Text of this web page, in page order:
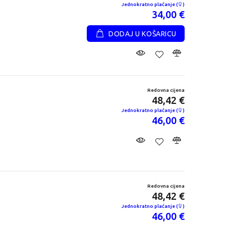
Jednokratno plaćanje ( )
34,00 €
DODAJ U KOŠARICU
Redovna cijena
48,42 €
Jednokratno plaćanje ( )
46,00 €
Redovna cijena
48,42 €
Jednokratno plaćanje ( )
46,00 €
HP EliteBook 8
G2i 16
Redovna cijena
2.319,00 €